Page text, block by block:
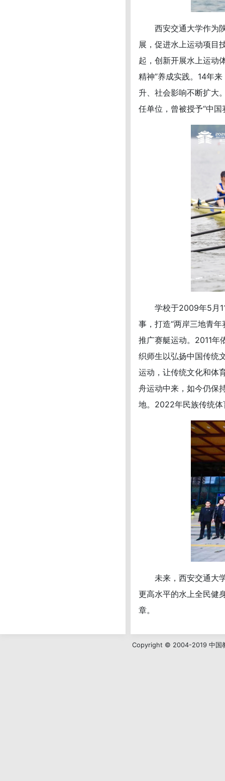
西安交通大学作为陕
展，促进水上运动项目
起，创新开展水上运动
精神”养成实践。14年
升、社会影响不断扩大
任单位，曾被授予“中
学校于2009年5月11
事，打造“两岸三地青
推广赛艇运动。2011年
织师生以弘扬中国传统
运动，让传统文化和体
舟运动中来，如今仍保
地。2022年民族传统
未来，西安交通大学
更高水平的水上全民健
章。
Copyright © 2004-2019 中国